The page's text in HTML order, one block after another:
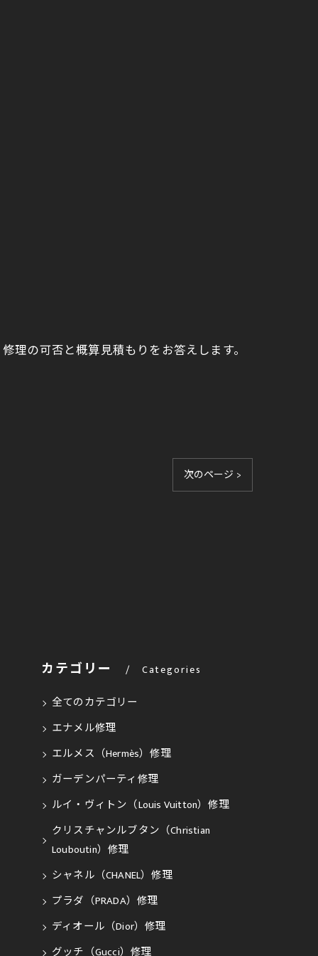
理の可否と概算見積もりをお答えします。
次のページ >
カテゴリー Categories
全てのカテゴリー
エナメル修理
エルメス（Hermès）修理
ガーデンパーティ修理
ルイ・ヴィトン（Louis Vuitton）修理
クリスチャンルブタン（Christian
Louboutin）修理
シャネル（CHANEL）修理
プラダ（PRADA）修理
ディオール（Dior）修理
グッチ（Gucci）修理